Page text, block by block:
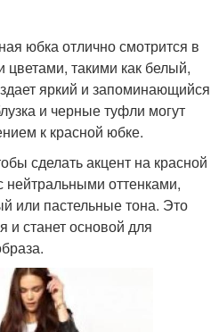
Юбка с узорами
моде
юбка отлично смотрится в
цветами, такими как белый,
яркий и запоминающийся
и черные туфли могут
к красной юбке.
сделать акцент на красной
нейтральными оттенками,
или пастельные тона. Это
и станет основой для